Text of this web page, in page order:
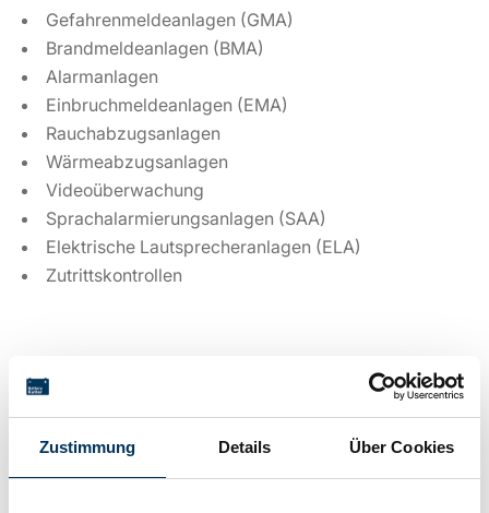
Zustimmung Details Über Cookies
Gefahrenmeldeanlagen (GMA)
Brandmeldeanlagen (BMA)
Alarmanlagen
Einbruchmeldeanlagen (EMA)
Rauchabzugsanlagen
Wärmeabzugsanlagen
Videoüberwachung
Sprachalarmierungsanlagen (SAA)
Elektrische Lautsprecheranlagen (ELA)
Zutrittskontrollen
Technische Details
Spannung: